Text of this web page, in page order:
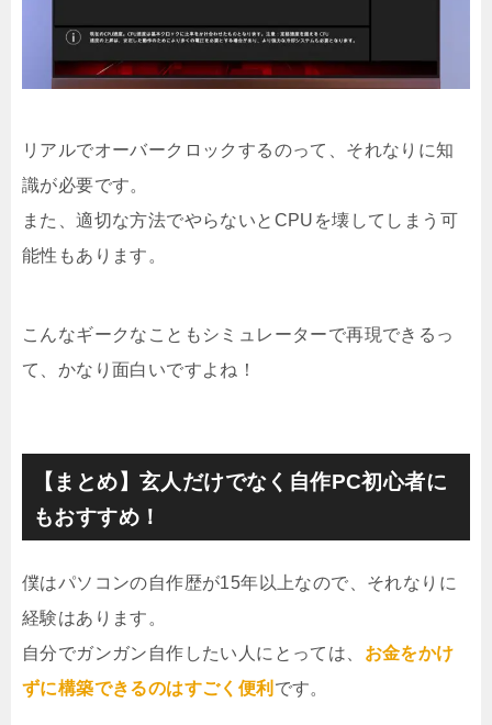
リアルでオーバークロックするのって、それなりに知
識が必要です。
また、適切な方法でやらないとCPUを壊してしまう可
能性もあります。
こんなギークなこともシミュレーターで再現できるっ
て、かなり面白いですよね！
【まとめ】玄人だけでなく自作PC初心者に
もおすすめ！
僕はパソコンの自作歴が15年以上なので、それなりに
経験はあります。
自分でガンガン自作したい人にとっては、 お金をかけ
ずに構築できるのはすごく便利 です。